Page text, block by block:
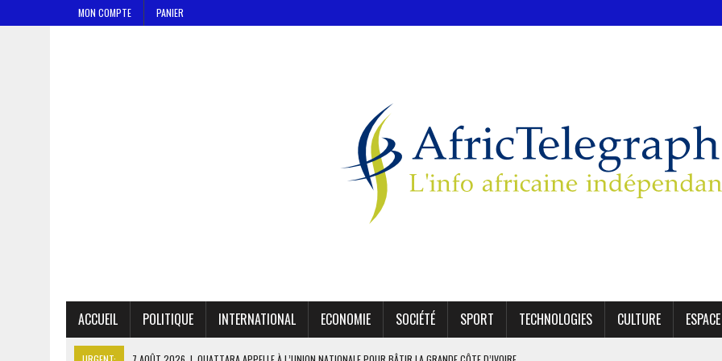
MON COMPTE PANIER
ACCUEIL POLITIQUE INTERNATIONAL ECONOMIE SOCIÉTÉ SPORT TECHNOLOGIES CULTURE